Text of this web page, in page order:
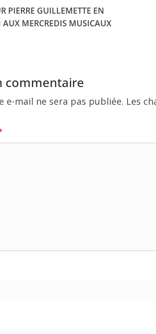
PIERRE GUILLEMETTE EN
AUX MERCREDIS MUSICAUX
commentaire
e-mail ne sera pas publiée. Les